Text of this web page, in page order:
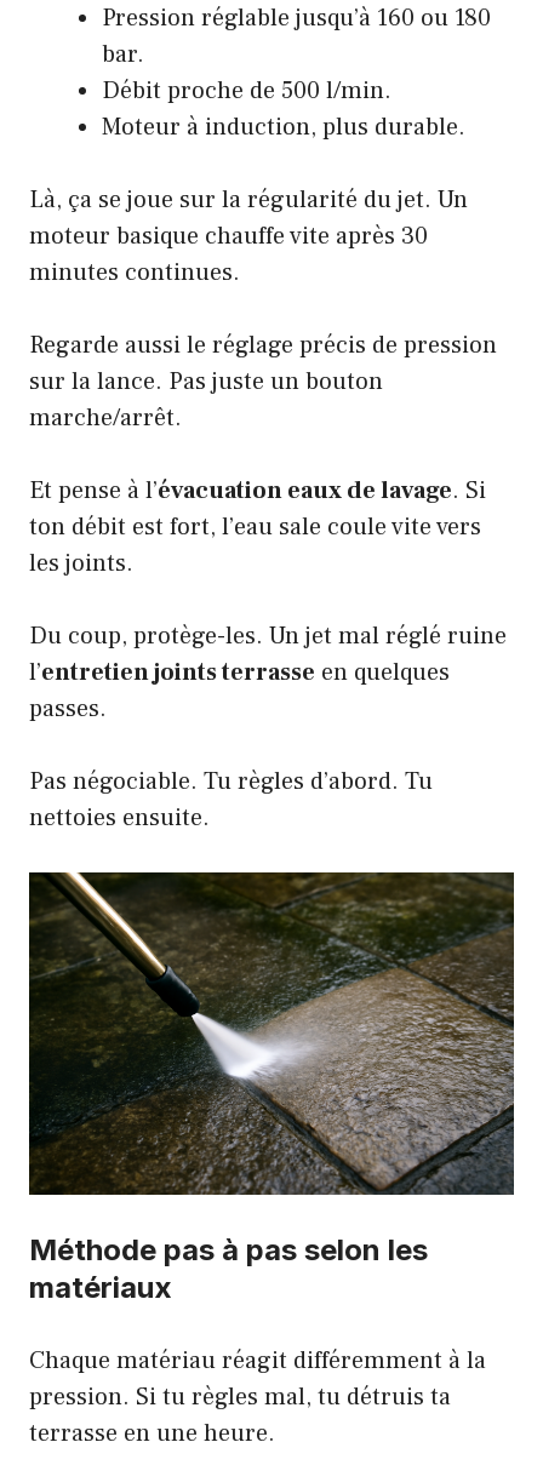
Pression réglable jusqu’à 160 ou 180
bar.
Débit proche de 500 l/min.
Moteur à induction, plus durable.
Là, ça se joue sur la régularité du jet. Un
moteur basique chauffe vite après 30
minutes continues.
Regarde aussi le réglage précis de pression
sur la lance. Pas juste un bouton
marche/arrêt.
Et pense à l’évacuation eaux de lavage. Si
ton débit est fort, l’eau sale coule vite vers
les joints.
Du coup, protège-les. Un jet mal réglé ruine
l’entretien joints terrasse en quelques
passes.
Pas négociable. Tu règles d’abord. Tu
nettoies ensuite.
Méthode pas à pas selon les
matériaux
Chaque matériau réagit différemment à la
pression. Si tu règles mal, tu détruis ta
terrasse en une heure.